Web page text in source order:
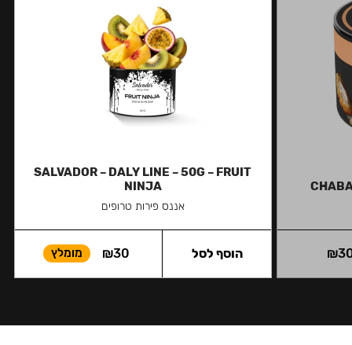
₪
SALVADOR – DALY LINE – 50G – FRUIT
NINJA
אננס פירות טרופים
₪30 מומלץ הוסף לסל